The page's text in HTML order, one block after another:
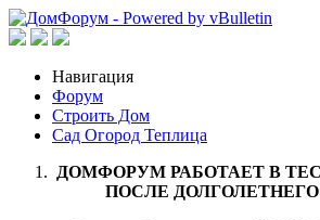
Навигация
Форум
Строить Дом
Сад Огород Теплица
ДОМФОРУМ РАБОТАЕТ В
ПОСЛЕ ДОЛГОЛЕТНЕГО